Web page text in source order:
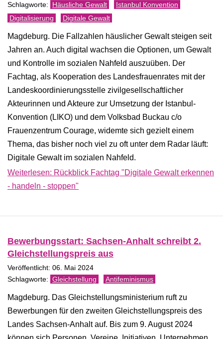
Häusliche Gewalt
Istanbul Konvention
Digitalisierung
Digitale Gewalt
Magdeburg. Die Fallzahlen häuslicher Gewalt steigen seit
Jahren an. Auch digital wachsen die Optionen, um Gewalt
und Kontrolle im sozialen Nahfeld auszuüben. Der
Fachtag, als Kooperation des Landesfrauenrates mit der
Landeskoordinierungsstelle zivilgesellschaftlicher
Akteurinnen und Akteure zur Umsetzung der Istanbul-
Konvention (LIKO) und dem Volksbad Buckau c/o
Frauenzentrum Courage, widemte sich gezielt einem
Thema, das bisher noch viel zu oft unter dem Radar läuft:
Digitale Gewalt im sozialen Nahfeld.
Weiterlesen: Rückblick Fachtag "Digitale Gewalt erkennen
- handeln - stoppen"
Bewerbungsstart: Sachsen-Anhalt schreibt 2.
Gleichstellungspreis aus
Veröffentlicht: 06. Mai 2024
Gleichstellung Antifeminismus
Magdeburg. Das Gleichstellungsministerium ruft zu
Bewerbungen für den zweiten Gleichstellungspreis des
Landes Sachsen-Anhalt auf. Bis zum 9. August 2024